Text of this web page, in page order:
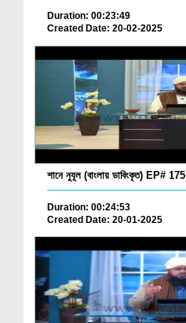
Duration: 00:23:49
Created Date: 20-02-2025
শানে নুযূল (বাংলায় ডাবিংকৃত) EP# 175
Duration: 00:24:53
Created Date: 20-01-2025